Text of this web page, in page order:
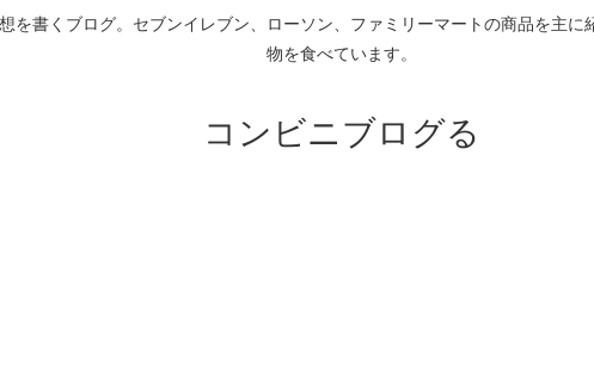
を書くブログ。セブンイレブン、ローソン、ファミリーマートの商品を主
物を食べています。
コンビニブログる